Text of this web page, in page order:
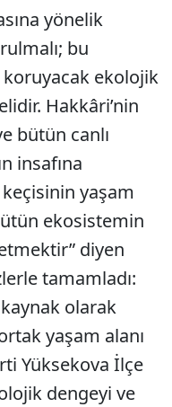
yönelik
bu
koruyacak ekolojik
Hakkâri’nin
bütün canlı
insafına
yaşam
ekosistemin
diyen
tamamladı:
olarak
yaşam alanı
Yüksekova İlçe
dengeyi ve